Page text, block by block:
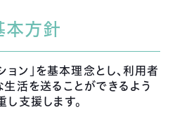
本方針
ョン」を基本理念とし、利用者
活を送ることができるよう
支援します。